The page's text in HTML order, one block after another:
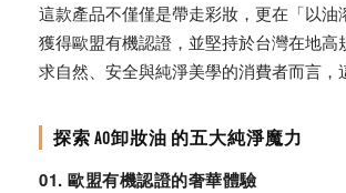
這款產品不僅僅是帶走彩妝，更在「以
獲得歐盟有機認證，並堅持於台灣在地
求自然、安全與純淨美學的消費者而言，
探索 AO卸妝油 的五大純淨魔力
01. 歐盟有機認證的奢華體驗